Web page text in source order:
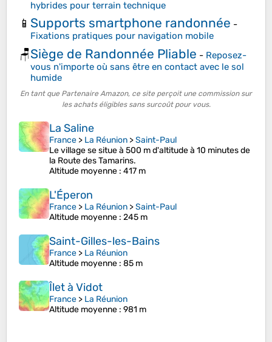
hybrides pour terrain technique
📱 Supports smartphone randonnée -
Fixations pratiques pour navigation mobile
🪑Siège de Randonnée Pliable - Reposez-
vous n'importe où sans être en contact avec le sol
humide
En tant que Partenaire Amazon, ce site perçoit une commission sur
les achats éligibles sans surcoût pour vous.
La Saline
France > La Réunion >Saint-Paul
Le village se situe à 500 m d'altitude à 10 minutes de
la Route des Tamarins.
Altitude moyenne : 417 m
L'Éperon
France > La Réunion >Saint-Paul
Altitude moyenne : 245 m
Saint-Gilles-les-Bains
France > La Réunion
Altitude moyenne : 85 m
Îlet à Vidot
France > La Réunion
Altitude moyenne : 981 m